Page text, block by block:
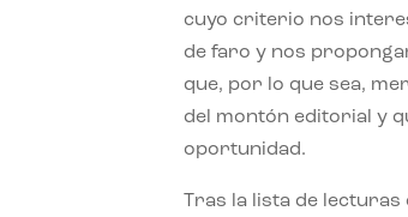
cuyo criterio nos
de faro y nos
que, por lo que sea,
del montón editorial y
oportunidad.
Tras la lista de